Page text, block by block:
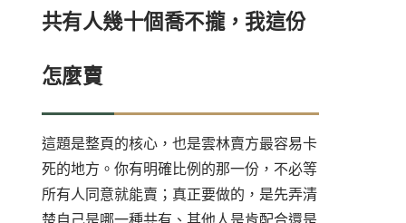
共有人幾十個喬不攏，我這份
怎麼賣
這題是整頁的核心，也是雲林賣方最容易卡
死的地方。你有明確比例的那一份，不必等
所有人同意就能賣；真正要做的，是先弄清
楚自己是哪一種共有、其他人是肯配合還是